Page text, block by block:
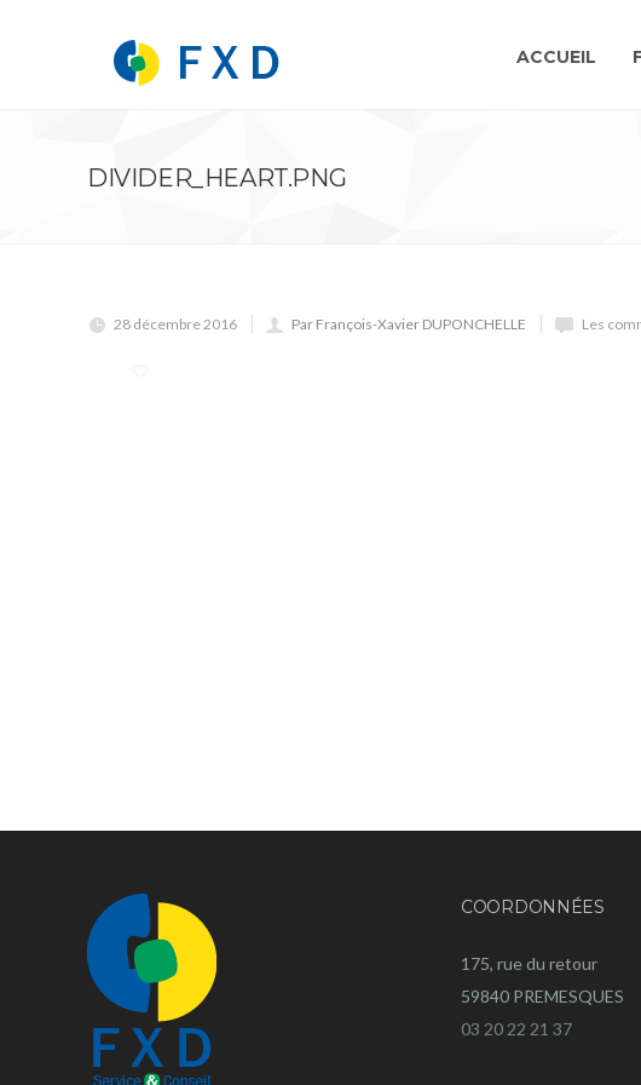
ACCUEIL
DIVIDER_HEART.PNG
28 décembre 2016 Par François-Xavier DUPONCHELLE Les
COORDONNÉES
175, rue du retour
59840 PREMESQUES
03 20 22 21 37